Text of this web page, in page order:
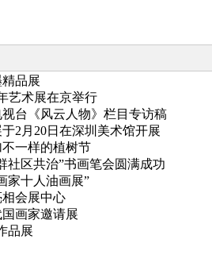
品展
艺术展在京举行
台《风云人物》栏目专访稿
2月20日在深圳美术馆开展
一样的植树节
社区共治”书画笔会圆满成功
十人油画展”
会展中心
画家邀请展
品展